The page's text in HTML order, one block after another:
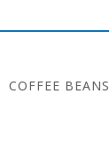
COFFEE BEANS